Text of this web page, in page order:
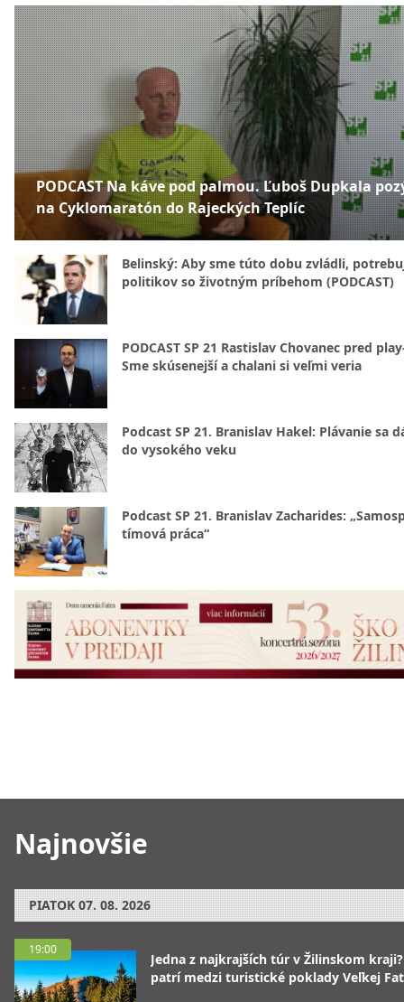
Najnovšie
PIATOK 07. 08. 2026
19:00
Jedna z najkrajších túr v Žilinskom
patrí medzi turistické poklady Veľkej
PODCAST Na káve pod palmou. Ľuboš Dupkala
na Cyklomaratón do Rajeckých Teplíc
Belinský: Aby sme túto dobu zvládli,
politikov so životným príbehom (PODCAST)
PODCAST SP 21 Rastislav Chovanec pred
Sme skúsenejší a chalani si veľmi veria
Podcast SP 21. Branislav Hakel: Plávanie sa
do vysokého veku
Podcast SP 21. Branislav Zacharides:
tímová práca“